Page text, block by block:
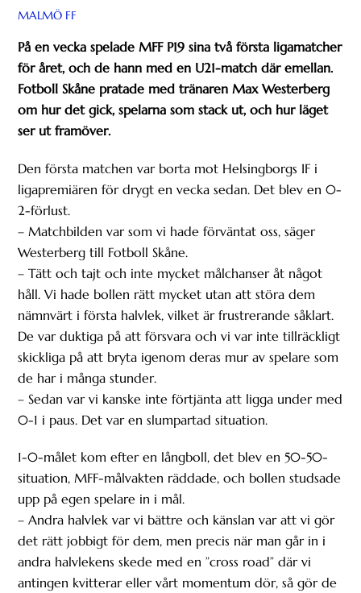
MALMÖ FF
På en vecka spelade MFF P19 sina två första ligamatcher
för året, och de hann med en U21-match där emellan.
Fotboll Skåne pratade med tränaren Max Westerberg
om hur det gick, spelarna som stack ut, och hur läget
ser ut framöver.
Den första matchen var borta mot Helsingborgs IF i
ligapremiären för drygt en vecka sedan. Det blev en 0-
2-förlust.
– Matchbilden var som vi hade förväntat oss, säger
Westerberg till Fotboll Skåne.
– Tätt och tajt och inte mycket målchanser åt något
håll. Vi hade bollen rätt mycket utan att störa dem
nämnvärt i första halvlek, vilket är frustrerande såklart.
De var duktiga på att försvara och vi var inte tillräckligt
skickliga på att bryta igenom deras mur av spelare som
de har i många stunder.
– Sedan var vi kanske inte förtjänta att ligga under med
0-1 i paus. Det var en slumpartad situation.
1-0-målet kom efter en långboll, det blev en 50-50-
situation, MFF-målvakten räddade, och bollen studsade
upp på egen spelare in i mål.
– Andra halvlek var vi bättre och känslan var att vi gör
det rätt jobbigt för dem, men precis när man går in i
andra halvlekens skede med en ”cross road” där vi
antingen kvitterar eller vårt momentum dör, så gör de